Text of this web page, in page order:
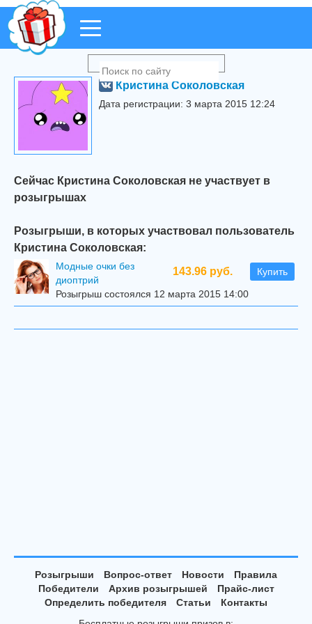
Кристина Соколовская
Дата регистрации: 3 марта 2015 12:24
Сейчас Кристина Соколовская не участвует в
розыгрышах
Розыгрыши, в которых участвовал пользователь
Кристина Соколовская:
143.96 руб. Купить
Модные очки без
диоптрий
Розыгрыш состоялся 12 марта 2015 14:00
Розыгрыши Вопрос-ответ Новости
Правила
Победители
Архив розыгрышей
Прайс-лист
Определить победителя
Статьи
Контакты